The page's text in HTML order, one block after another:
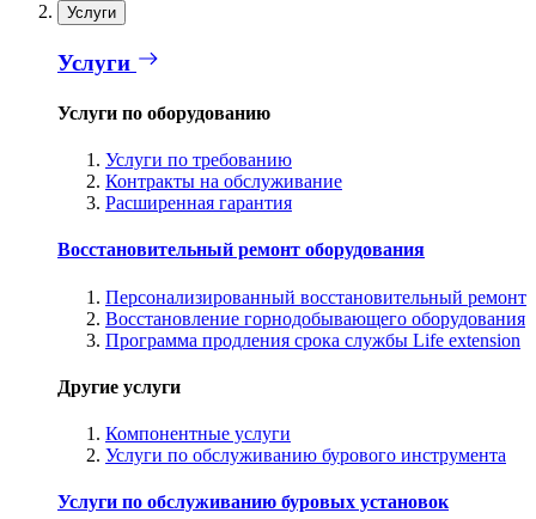
Услуги
Услуги
Услуги по оборудованию
Услуги по требованию
Контракты на обслуживание
Расширенная гарантия
Восстановительный ремонт оборудования
Персонализированный восстановительный ремонт
Восстановление горнодобывающего оборудования
Программа продления срока службы Life extension
Другие услуги
Компонентные услуги
Услуги по обслуживанию бурового инструмента
Услуги по обслуживанию буровых установок